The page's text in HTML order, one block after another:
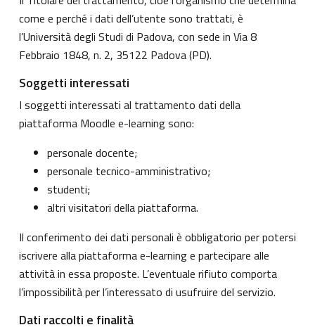
come e perché i dati dell’utente sono trattati, è
l’Università degli Studi di Padova, con sede in Via 8
Febbraio 1848, n. 2, 35122 Padova (PD).
Soggetti interessati
I soggetti interessati al trattamento dati della
piattaforma Moodle e-learning sono:
personale docente;
personale tecnico-amministrativo;
studenti;
altri visitatori della piattaforma.
Il conferimento dei dati personali è obbligatorio per potersi
iscrivere alla piattaforma e-learning e partecipare alle
attività in essa proposte. L’eventuale rifiuto comporta
l’impossibilità per l’interessato di usufruire del servizio.
Dati raccolti e finalità